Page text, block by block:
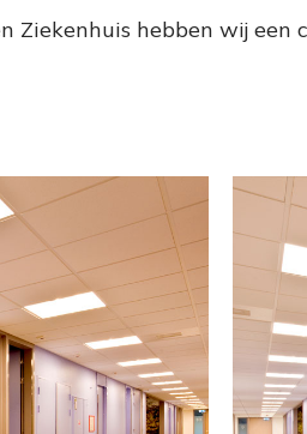
Ziekenhuis hebben wij